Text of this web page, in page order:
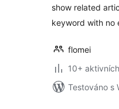
show related
keyword with no
flomei
10+
Testováno s